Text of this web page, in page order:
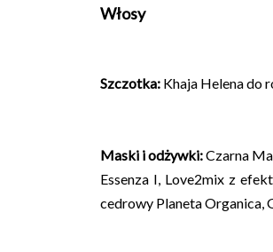
Włosy
Szczotka: Khaja Helena do
Maski i odżywki:Czarna
Essenza I, Love2mix z
cedrowy Planeta Organica,